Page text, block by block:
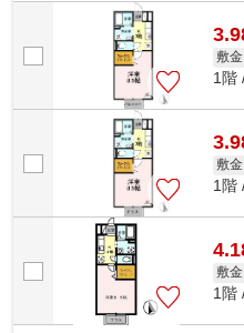
集めたい方は当社スタッフまでご連絡
敷金
1階
敷金
1階
敷金
1階